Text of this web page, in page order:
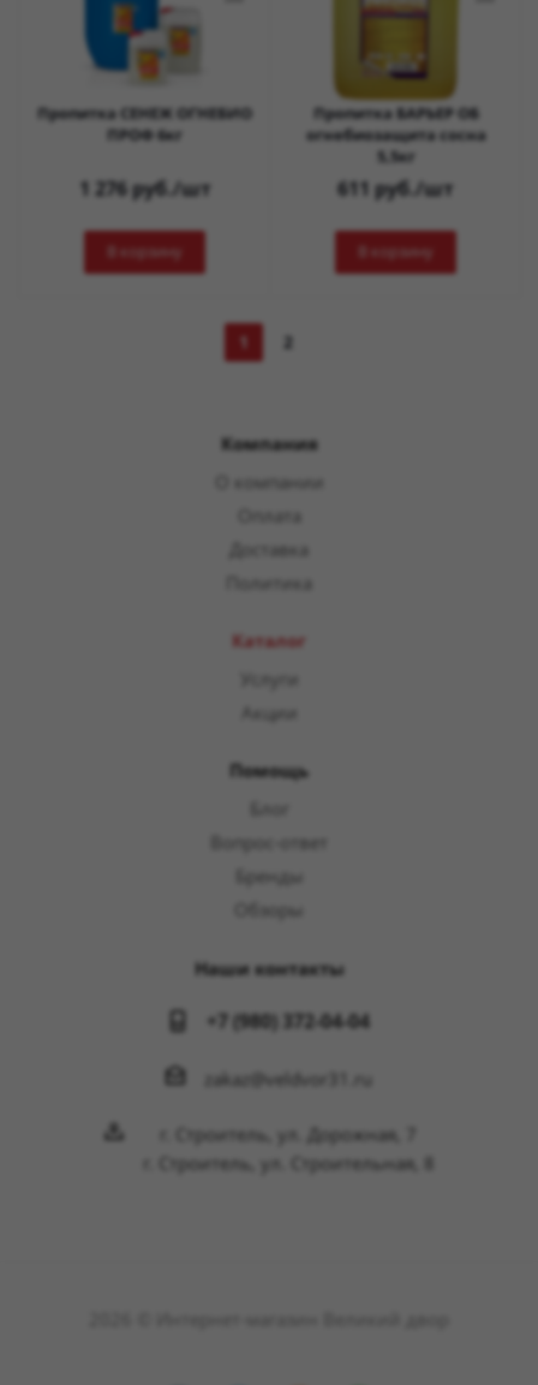
Пропитка СЕНЕЖ ОГНЕБИО
ПРОФ 6кг
1 276руб./шт
В корзину
Пропитка БАРЬЕР ОБ
огнебиозащита сосна
5,5кг
611 руб./шт
В корзину
1 2
Компания
О компании
Оплата
Доставка
Политика
Каталог
Услуги
Акции
Помощь
Вопрос-ответ
Бренды
Обзоры
Наши контакты
+7 (980) 372-04-04
zakaz@veldvor31.ru
г. Строитель, ул. Дорожная, 7
г. Строитель, ул. Строительная, 8